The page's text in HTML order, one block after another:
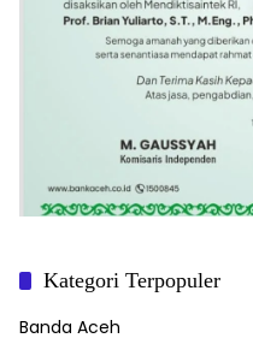
Kategori Terpopuler
Banda Aceh